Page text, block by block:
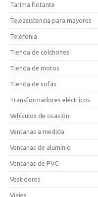
Tarima flotante
Teleasistencia para mayores
Telefonia
Tienda de colchones
Tienda de motos
Tienda de sofás
Transformadores eléctricos
Vehículos de ocasión
Ventanas a medida
Ventanas de aluminio
Ventanas de PVC
Vestidores
Viajes